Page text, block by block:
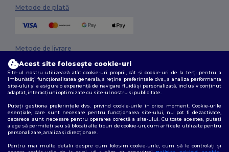
Metode de plată
Metode de livrare
Urmărește-ne
Acest site folosește cookie-uri
Site-ul nostru utilizează atât cookie-uri proprii, cât și cookie-uri de la terți pentru a
îmbunătăți funcționalitatea generală, a reține preferințele dvs., a analiza performanța
site-ului și a asigura o experiență de navigare fluidă și personalizată, inclusiv conținut
adaptat, interacțiuni optimizate cu site-ul nostru și publicitate.
Puteți gestiona preferințele dvs. privind cookie-urile în orice moment. Cookie-urile
esențiale, care sunt necesare pentru funcționarea site-ului, nu pot fi dezactivate,
deoarece sunt necesare pentru operarea corectă a site-ului. Cu toate acestea, puteți
alege să permiteți sau să blocați alte tipuri de cookie-uri, cum ar fi cele utilizate pentru
personalizare, analiză și direcționare.
Pentru mai multe detalii despre cum folosim cookie-urile, cum să le controlați și